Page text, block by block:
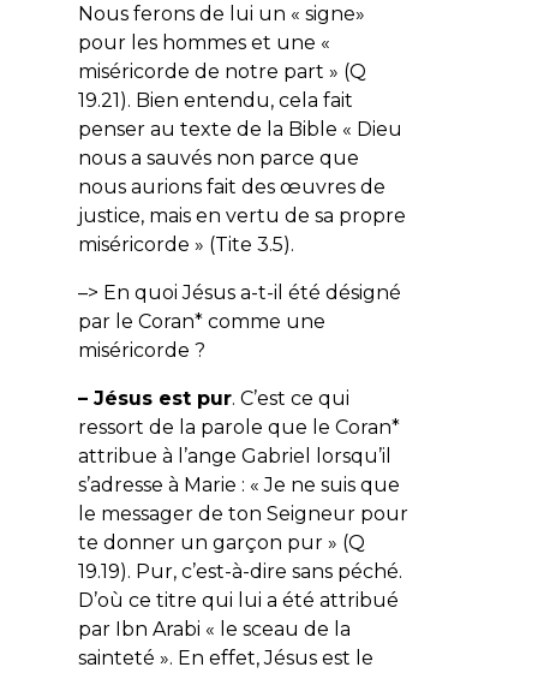
Nous ferons de lui un « signe»
pour les hommes et une «
miséricorde de notre part » (Q
19.21). Bien entendu, cela fait
penser au texte de la Bible « Dieu
nous a sauvés non parce que
nous aurions fait des œuvres de
justice, mais en vertu de sa propre
miséricorde » (Tite 3.5).
–> En quoi Jésus a-t-il été désigné
par le Coran* comme une
miséricorde ?
– Jésus est pur. C’est ce qui
ressort de la parole que le Coran*
attribue à l’ange Gabriel lorsqu’il
s’adresse à Marie : «Je ne suis que
le messager de ton Seigneur pour
te donner un garçon pur» (Q
19.19). Pur, c’est-à-dire sans péché.
D’où ce titre qui lui a été attribué
par Ibn Arabi « le sceau de la
sainteté ». En effet, Jésus est le